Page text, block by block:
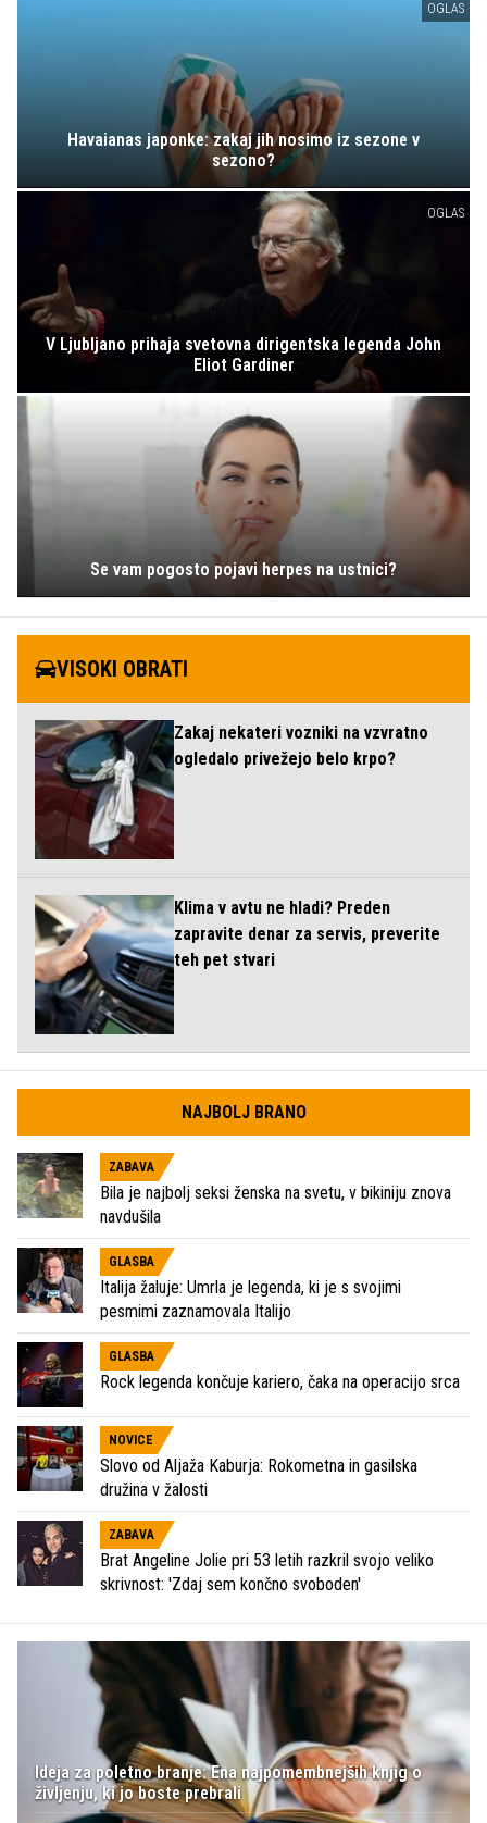
OGLAS
Havaianas japonke: zakaj jih nosimo iz sezone v
sezono?
OGLAS
V Ljubljano prihaja svetovna dirigentska legenda John
Eliot Gardiner
Se vam pogosto pojavi herpes na ustnici?
VISOKI OBRATI
Zakaj nekateri vozniki na vzvratno
ogledalo privežejo belo krpo?
Klima v avtu ne hladi? Preden
zapravite denar za servis, preverite
teh pet stvari
NAJBOLJ BRANO
ZABAVA
Bila je najbolj seksi ženska na svetu, v bikiniju znova
navdušila
GLASBA
Italija žaluje: Umrla je legenda, ki je s svojimi
pesmimi zaznamovala Italijo
GLASBA
Rock legenda končuje kariero, čaka na operacijo srca
NOVICE
Slovo od Aljaža Kaburja: Rokometna in gasilska
družina v žalosti
ZABAVA
Brat Angeline Jolie pri 53 letih razkril svojo veliko
skrivnost: 'Zdaj sem končno svoboden'
Ideja za poletno branje: Ena najpomembnejših knjig o
življenju, ki jo boste prebrali